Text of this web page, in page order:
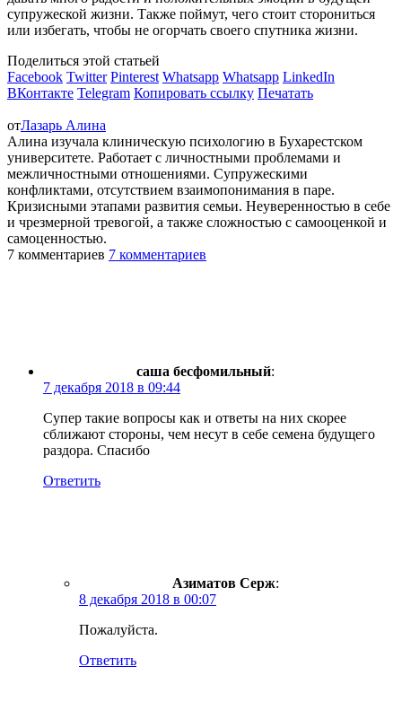
супружеской жизни. Также поймут, чего стоит сторониться
или избегать, чтобы не огорчать своего спутника жизни.
Поделиться этой статьей
Facebook Twitter Pinterest Whatsapp Whatsapp LinkedIn
ВКонтакте Telegram Копировать ссылку Печатать
отЛазарь Алина
Алина изучала клиническую психологию в Бухарестском
университете. Работает с личностными проблемами и
межличностными отношениями. Супружескими
конфликтами, отсутствием взаимопонимания в паре.
Кризисными этапами развития семьи. Неуверенностью в себе
и чрезмерной тревогой, а также сложностью с самооценкой и
самоценностью.
7 комментариев 7 комментариев
саша бесфомильный:
7 декабря 2018 в 09:44
Супер такие вопросы как и ответы на них скорее
сближают стороны, чем несут в себе семена будущего
раздора. Спасибо
Ответить
Азиматов Серж:
8 декабря 2018 в 00:07
Пожалуйста.
Ответить